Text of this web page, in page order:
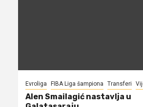
Evroliga FIBA Liga šampiona Transferi
Alen Smailagić nastavlja u